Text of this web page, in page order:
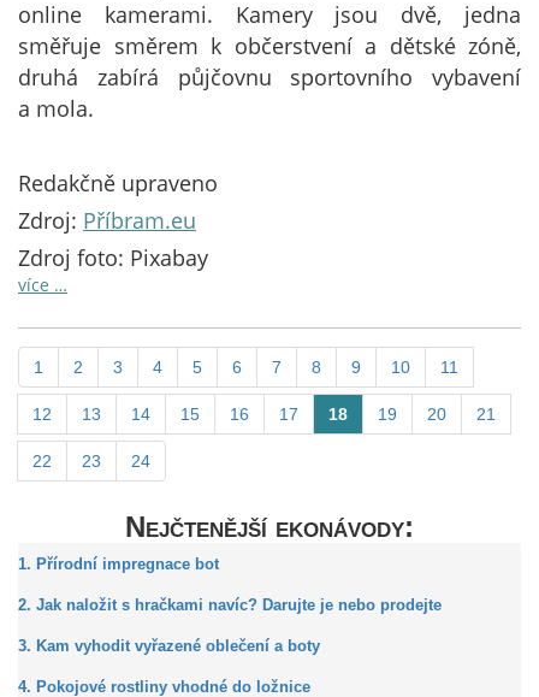
online kamerami. Kamery jsou dvě, jedna
směřuje směrem k občerstvení a dětské zóně,
druhá zabírá půjčovnu sportovního vybavení
a mola.
Redakčně upraveno
Zdroj: Příbram.eu
Zdroj foto: Pixabay
více …
1 2 3 4 5 6 7 8 9 10 11
12 13 14 15 16 17 18 19 20 21
22 23 24
Nejčtenější ekonávody:
1. Přírodní impregnace bot
2. Jak naložit s hračkami navíc? Darujte je nebo prodejte
3. Kam vyhodit vyřazené oblečení a boty
4. Pokojové rostliny vhodné do ložnice